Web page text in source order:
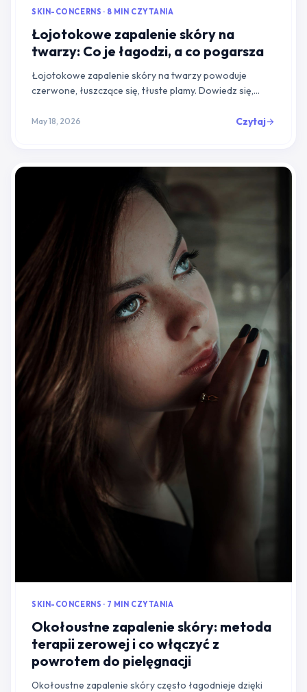
SKIN-CONCERNS · 8 MIN CZYTANIA
Łojotokowe zapalenie skóry na
twarzy: Co je łagodzi, a co pogarsza
Łojotokowe zapalenie skóry na twarzy powoduje
czerwone, łuszczące się, tłuste plamy. Dowiedz się,
i jak zbudować delikatną rutynę pielęgnacyjną.
May 18, 2026 Czytajarrow_forward
SKIN-CONCERNS · 7 MIN CZYTANIA
Okołoustne zapalenie skóry: metoda
terapii zerowej i co włączyć z
powrotem do pielęgnacji
Okołoustne zapalenie skóry często łagodnieje dzięki